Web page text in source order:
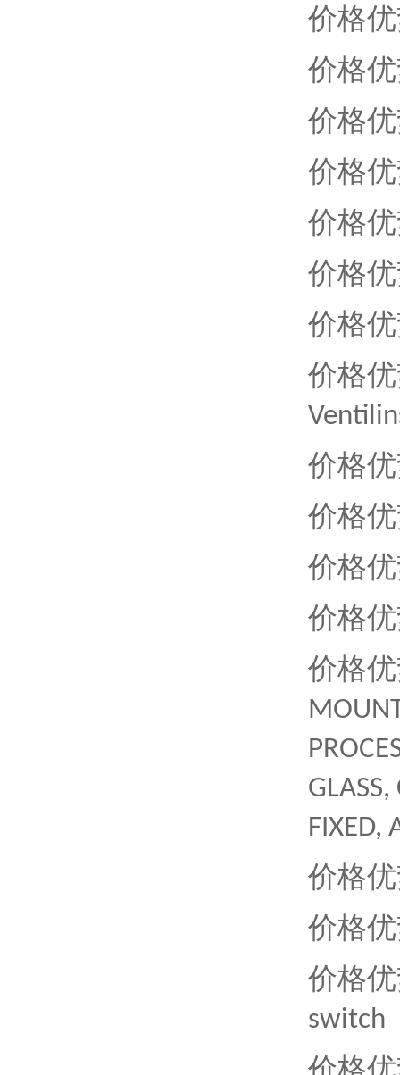
价格
价格
价格
价格
价格
价格
价格
价格
价格
价格
价格
价格
价格
FIXED,
价格
价格
价格
switch
价格